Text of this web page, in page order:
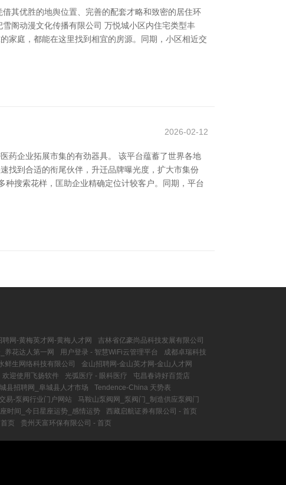
其优胜的地舆位置、完善的配套才略和致密的居住环
阁动漫文化传播有限公司 万悦城小区内住宅类型丰
家庭，都能在这里找到相宜的房源。同期，小区相近交
2026-02-12
药企业拓展市集的有劲器具。 该平台蕴蓄了世界各地
找到合适的衔尾伙伴，升迁品牌曝光度，扩大市集份
搜索花样，匡助企业精确定位计较客户。同期，平台
聘网-黄梅英才网-黄梅人才网
吉林省亿豪尚品科技发展有限公司
养花达人第一网 用户登录 - 智慧WiFi云管理平台
成都卓瑞科技
鲜生网络科技有限公司
金山招聘网-金山英才网-金山人才网
欢迎使用飞扬软件 光弧医疗 - 眼科医疗
屯昌春诗好百货店
县招聘网_阜城县人才市场
Tendence-China 天势表
易-泵阀行业门户网站
马鞍山泵阀网_泵阀门_制造供应泵阀门
时间_今日星座运势_感情运势
西藏启航证券有限公司 - 首页
页 贵州天富环保有限公司 - 首页